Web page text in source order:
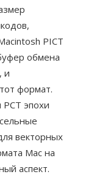
PICT
обмена
и
формат.
эпохи
векторных
Mac на
аспект.